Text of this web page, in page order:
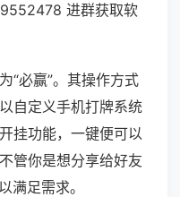
进群获取软
“必赢”。其操作方式
自定义手机打牌系统
挂功能，一键便可以
管你是想分享给好友
满足需求。